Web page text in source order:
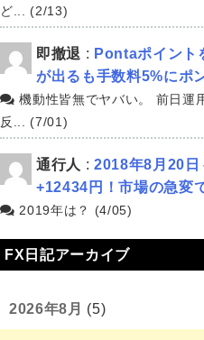
ど... (2/13)
即撤退 : Pontaポイント
が出るも手数料5%にポ
機動性皆無でヤバい。 前日運
反... (7/01)
通行人 : 2018年8月20日
+12434円！市場の急変
2019年は？ (4/05)
FX日記アーカイブ
2026年8月 (5)